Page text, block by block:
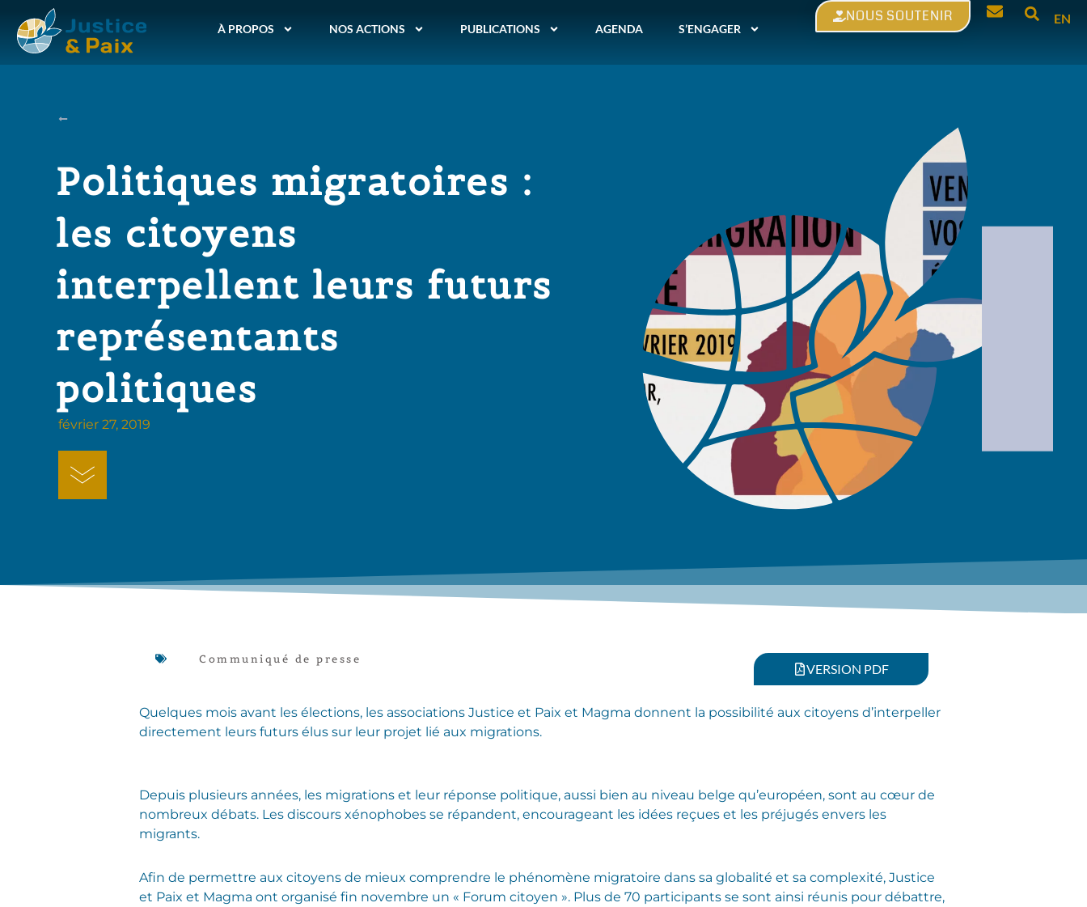
À PROPOS NOS ACTIONS PUBLICATIONS AGENDA S’ENGAGER
NOUS SOUTENIR EN
Politiques migratoires :
les citoyens
interpellent leurs futurs
représentants
politiques
février 27, 2019
Communiqué de presse
VERSION PDF
Quelques mois avant les élections, les associations Justice et Paix et Magma donnent la possibilité aux citoyens d’interpeller
directement leurs futurs élus sur leur projet lié aux migrations.
Depuis plusieurs années, les migrations et leur réponse politique, aussi bien au niveau belge qu’européen, sont au cœur de
nombreux débats. Les discours xénophobes se répandent, encourageant les idées reçues et les préjugés envers les
migrants.
Afin de permettre aux citoyens de mieux comprendre le phénomène migratoire dans sa globalité et sa complexité, Justice
et Paix et Magma ont organisé fin novembre un « Forum citoyen ». Plus de 70 participants se sont ainsi réunis pour débattre,